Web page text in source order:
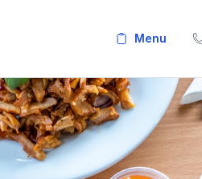
menu